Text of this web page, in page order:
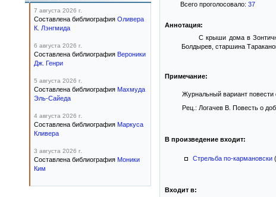
Всего проголосовало: 37
Аннотация:
С крыши дома в
Болдырев, старшина
Примечание:
Журнальный вариант
Рец.: Логачев В. Повесть о
В произведение входит:
Стрельба по-кармановски
Входит в:
7 августа 2026 г.
Составлена библиография Оливера
К. Лэнгмида
6 августа 2026 г.
Составлена библиография Вероники
Дж. Генри
5 августа 2026 г.
Составлена библиография Махмуда
Эль-Сайеда
4 августа 2026 г.
Составлена библиография Маркуса
Кливера
3 августа 2026 г.
Составлена библиография Моники
Ким